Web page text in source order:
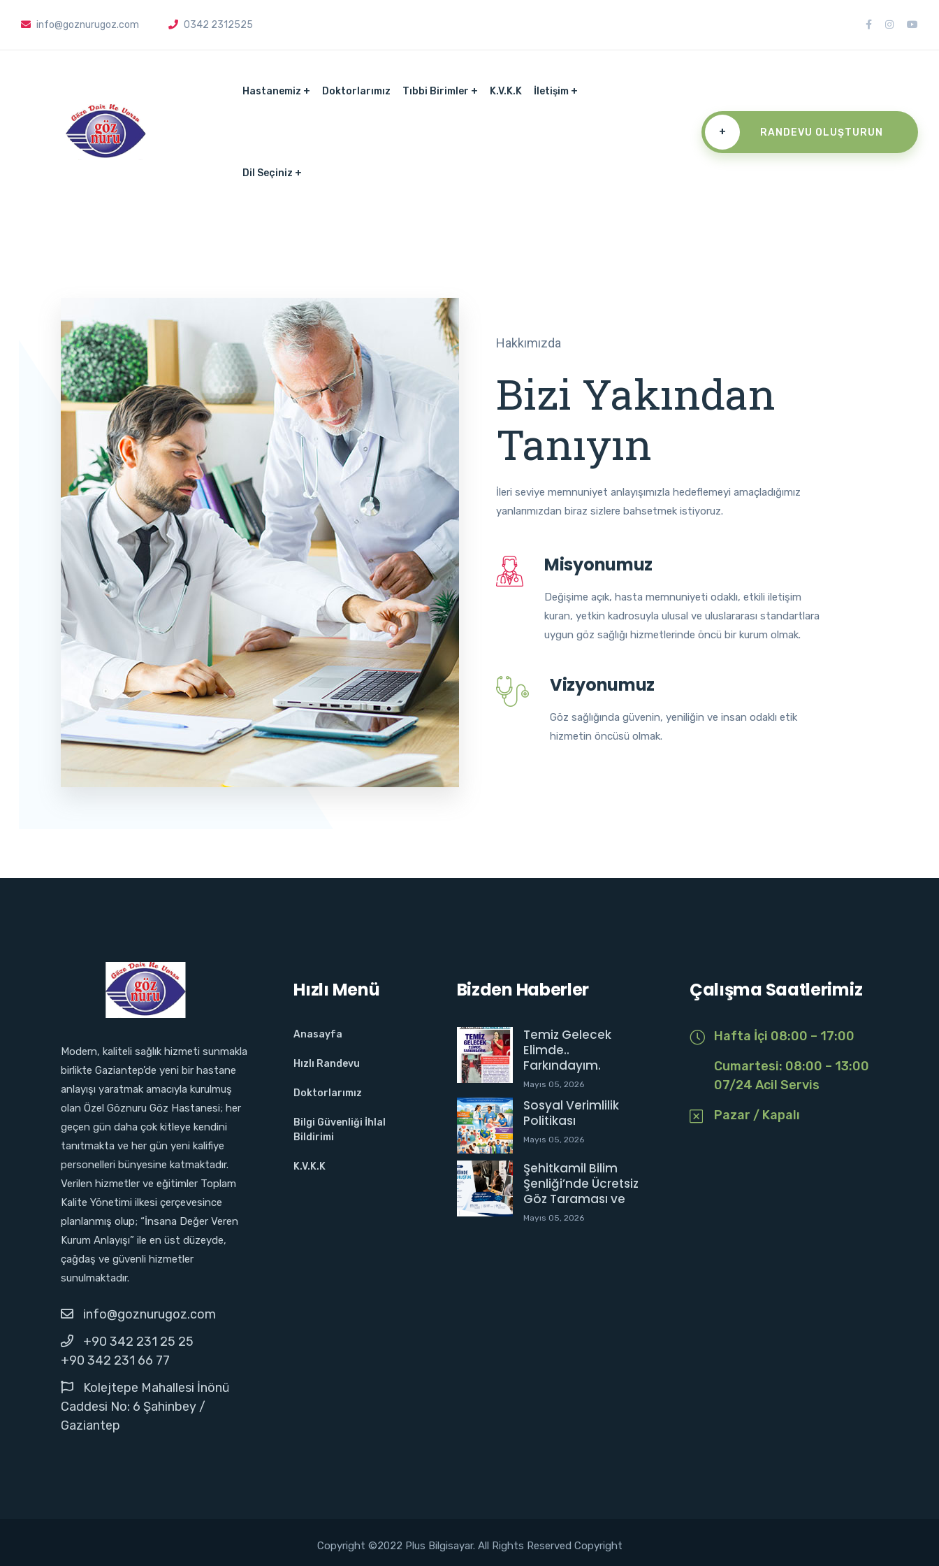
info@goznurugoz.com 0342 2312525
Hastanemiz Doktorlarımız Tıbbi Birimler K.V.K.K İletişim
Dil Seçiniz
+ RANDEVU OLUŞTURUN
Hakkımızda
Bizi Yakından
Tanıyın
İleri seviye memnuniyet anlayışımızla hedeflemeyi amaçladığımız
yanlarımızdan biraz sizlere bahsetmek istiyoruz.
Misyonumuz
Değişime açık, hasta memnuniyeti odaklı, etkili iletişim
kuran, yetkin kadrosuyla ulusal ve uluslararası standartlara
uygun göz sağlığı hizmetlerinde öncü bir kurum olmak.
Vizyonumuz
Göz sağlığında güvenin, yeniliğin ve insan odaklı etik
hizmetin öncüsü olmak.
Modern, kaliteli sağlık hizmeti sunmakla
birlikte Gaziantep’de yeni bir hastane
anlayışı yaratmak amacıyla kurulmuş
olan Özel Göznuru Göz Hastanesi; her
geçen gün daha çok kitleye kendini
tanıtmakta ve her gün yeni kalifiye
personelleri bünyesine katmaktadır.
Verilen hizmetler ve eğitimler Toplam
Kalite Yönetimi ilkesi çerçevesince
planlanmış olup; “İnsana Değer Veren
Kurum Anlayışı” ile en üst düzeyde,
çağdaş ve güvenli hizmetler
sunulmaktadır.
info@goznurugoz.com
+90 342 231 25 25
+90 342 231 66 77
Kolejtepe Mahallesi İnönü
Caddesi No: 6 Şahinbey /
Gaziantep
Hızlı Menü
Anasayfa
Hızlı Randevu
Doktorlarımız
Bilgi Güvenliği İhlal
Bildirimi
K.V.K.K
Bizden Haberler
Temiz Gelecek
Elimde..
Farkındayım.
Mayıs 05, 2026
Sosyal Verimlilik
Politikası
Mayıs 05, 2026
Şehitkamil Bilim
Şenliği’nde Ücretsiz
Göz Taraması ve
Mayıs 05, 2026
Çalışma Saatlerimiz
Hafta İçi 08:00 – 17:00
Cumartesi: 08:00 – 13:00
07/24 Acil Servis
Pazar / Kapalı
Copyright ©2022 Plus Bilgisayar. All Rights Reserved Copyright